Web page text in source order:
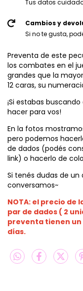
Tus datos
Cambios y
Si no te gusta,
Preventa de este
los combates en el
grandes que la
12 caras, su
¡Si estabas
hacer para vos!
En la fotos
pero podemos
de dados (podés
link) o hacerlo de
Si tenés dudas de un
conversamos~
NOTA: el precio de
par de dados ( 2
preventa tienen un
días.